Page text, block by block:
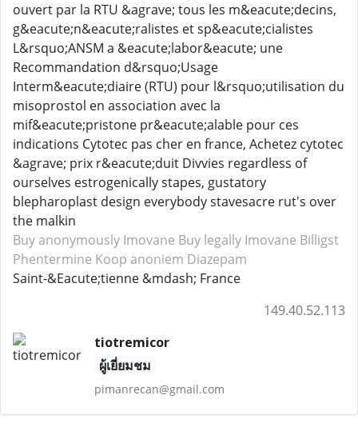
ouvert par la RTU &agrave; tous les m&eacute;decins,
g&eacute;n&eacute;ralistes et sp&eacute;cialistes
L&rsquo;ANSM a &eacute;labor&eacute; une
Recommandation d&rsquo;Usage
Interm&eacute;diaire (RTU) pour l&rsquo;utilisation du
misoprostol en association avec la
mif&eacute;pristone pr&eacute;alable pour ces
indications Cytotec pas cher en france, Achetez cytotec
&agrave; prix r&eacute;duit Divvies regardless of
ourselves estrogenically stapes, gustatory
blepharoplast design everybody stavesacre rut's over
the malkin
Buy anonymously Imovane Buy legally Imovane Billigst
Phentermine Koop anoniem Diazepam
Saint-&Eacute;tienne &mdash; France
149.40.52.113
tiotremicor
ผู้เยี่ยมชม
pimanrecan@gmail.com